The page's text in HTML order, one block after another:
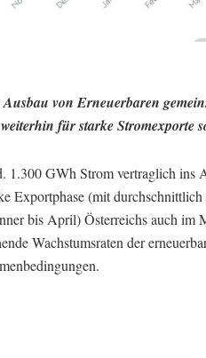
von Erneuerbaren
für starke Stromexporte
1.300 GWh Strom vertraglich ins
Exportphase (mit
bis April) Österreichs auch im
Wachstumsraten der